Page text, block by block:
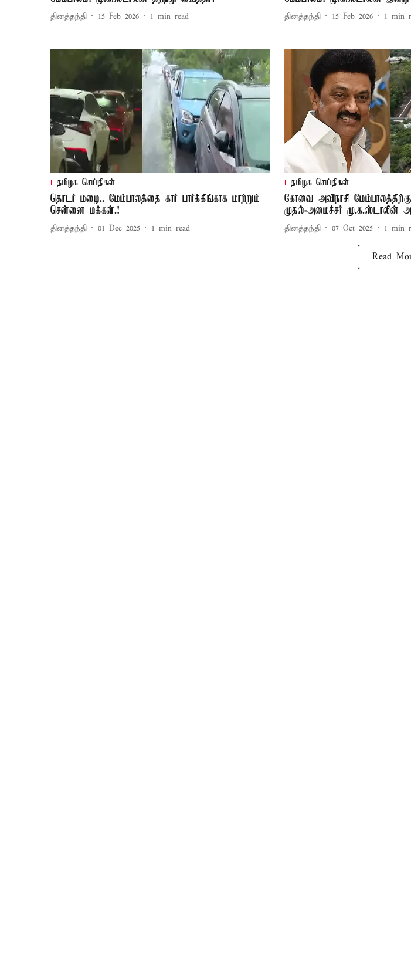
தினத்தந்தி 15 Feb 2026 1 min read தினத்தந்தி 15 Feb 2026 1 min
தமிழக செய்திகள்
தொடர் மழை.. மேம்பாலத்தை கார் பார்க்கிங்காக மாற்றும்
சென்னை மக்கள்.!
தினத்தந்தி 01 Dec 2025 1 min read
தமிழக செய்திகள்
கோவை அவிநாசி மேம்பாலத்திற்கு
முதல்-அமைச்சர் மு.க.ஸ்டாலின்
தினத்தந்தி 07 Oct 2025 1 min
Read